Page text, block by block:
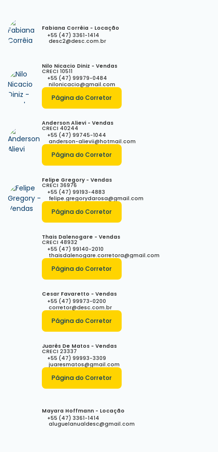
Fabiana Corrêia - Locação
+55 (47) 3361-1414
desc2@desc.com.br
Nilo Nicacio Diniz - Vendas
CRECI 10511
+55 (47) 99979-0484
nilonicacio@gmail.com
Página do Corretor
Anderson Alievi - Vendas
CRECI 40244
+55 (47) 99745-1044
anderson-alievii@hotmail.com
Página do Corretor
Felipe Gregory - Vendas
CRECI 36976
+55 (47) 99193-4883
felipe.gregorydarosa@gmail.com
Página do Corretor
Thais Dalenogare - Vendas
CRECI 48932
+55 (47) 99140-2010
thaisdalenogare.corretora@gmail.com
Página do Corretor
Cesar Favaretto - Vendas
+55 (47) 99973-0200
corretor@desc.com.br
Página do Corretor
Juarês De Matos - Vendas
CRECI 23337
+55 (47) 99993-3309
juaresmatos@gmail.com
Página do Corretor
Mayara Hoffmann - Locação
+55 (47) 3361-1414
aluguelanualdesc@gmail.com